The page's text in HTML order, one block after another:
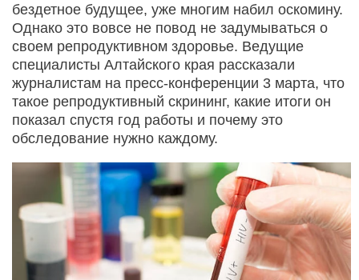
бездетное будущее, уже многим набил оскомину.
Однако это вовсе не повод не задумываться о
своем репродуктивном здоровье. Ведущие
специалисты Алтайского края рассказали
журналистам на пресс-конференции 3 марта, что
такое репродуктивный скрининг, какие итоги он
показал спустя год работы и почему это
обследование нужно каждому.